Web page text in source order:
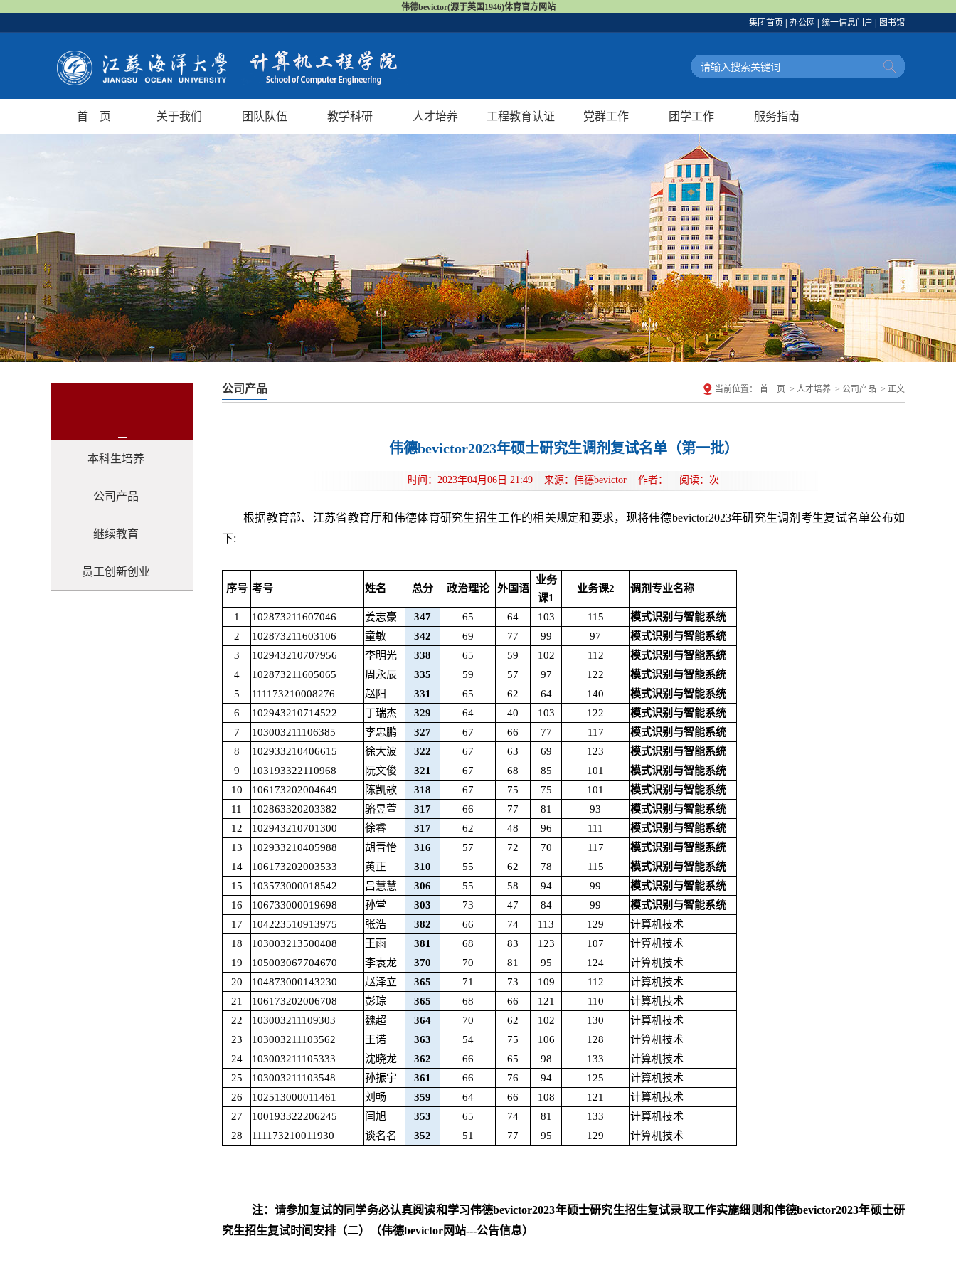
伟德bevictor(源于英国1946)体育官方网站
集团首页
办公网 统一信息门户 图书馆
首 页 关于我们 团队队伍 教学科研 人才培养 工程教育认证 党群工作 团学工作 服务指南
本科生培养
公司产品
继续教育
员工创新创业
公司产品 当前位置： 首 页 > 人才培养 > 公司产品 > 正文
伟德bevictor2023年硕士研究生调剂复试名单（第一批）
时间：2023年04月06日 21:49 来源：伟德bevictor 作者： 阅读： 次
根据教育部、江苏省教育厅和伟德体育研究生招生工作的相关规定和要求，现将伟德bevictor2023年研究生调剂考生复试名单公布如
下:
序号 考号 姓名 总分 政治理论 外国语
业务
课1
业务课2 调剂专业名称
1 102873211607046 姜志豪 347 65 64 103 115
模式识别与智能系统
2
102873211603106 童敏 342 69 77 99 97
模式识别与智能系统
3
102943210707956 李明光 338 65 59 102 112
模式识别与智能系统
4
102873211605065 周永辰 335 59 57 97 122
模式识别与智能系统
5
111173210008276 赵阳 331 65 62 64 140
模式识别与智能系统
6
102943210714522 丁瑞杰 329 64 40 103 122
模式识别与智能系统
7
103003211106385 李忠鹏 327 67 66 77 117
模式识别与智能系统
8
102933210406615 徐大波 322 67 63 69 123
模式识别与智能系统
9
103193322110968 阮文俊 321 67 68 85 101
模式识别与智能系统
10
106173202004649 陈凯歌 318 67 75 75 101
模式识别与智能系统
11
102863320203382 骆昱萱 317 66 77 81 93
模式识别与智能系统
12
102943210701300 徐睿 317 62 48 96 111
模式识别与智能系统
13
102933210405988 胡青怡 316 57 72 70 117
模式识别与智能系统
14
106173202003533 黄正 310 55 62 78 115
模式识别与智能系统
15
103573000018542 吕慧慧 306 55 58 94 99
模式识别与智能系统
16
106733000019698 孙堂 303 73 47 84 99
模式识别与智能系统
17
104223510913975 张浩 382 66 74 113 129
计算机技术
18
103003213500408 王雨 381 68 83 123 107
计算机技术
19
105003067704670 李袁龙 370 70 81 95 124
计算机技术
20
104873000143230 赵泽立 365 71 73 109 112
计算机技术
21
106173202006708 彭琮 365 68 66 121 110
计算机技术
22
103003211109303 魏超 364 70 62 102 130
计算机技术
23
103003211103562 王诺 363 54 75 106 128
计算机技术
24
103003211105333 沈晓龙 362 66 65 98 133
计算机技术
25
103003211103548 孙振宇 361 66 76 94 125
计算机技术
26
102513000011461 刘畅 359 64 66 108 121
计算机技术
27
100193322206245 闫旭 353 65 74 81 133
计算机技术
28
111173210011930 谈名名 352 51 77 95 129 计算机技术
注：请参加复试的同学务必认真阅读和学习伟德bevictor2023年硕士研究生招生复试录取工作实施细则和伟德bevictor2023年硕士研
究生招生复试时间安排（二）（伟德bevictor网站---公告信息）